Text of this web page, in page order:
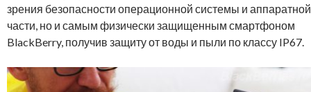
зрения безопасности операционной системы и аппаратной
части, но и самым физически защищенным смартфоном
BlackBerry, получив защиту от воды и пыли по классу IP67.